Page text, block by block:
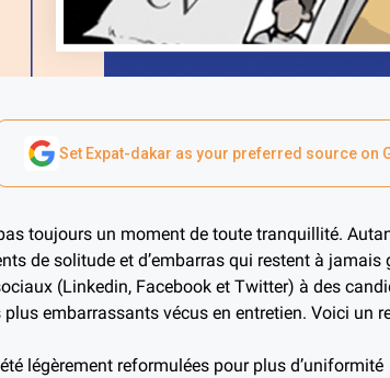
Set Expat-dakar as your preferred source on
pas toujours un moment de toute tranquillité.
de solitude et d’embarras qui restent à
(Linkedin, Facebook et Twitter) à des
embarrassants vécus en entretien. Voici un
légèrement reformulées pour plus d’uniformité